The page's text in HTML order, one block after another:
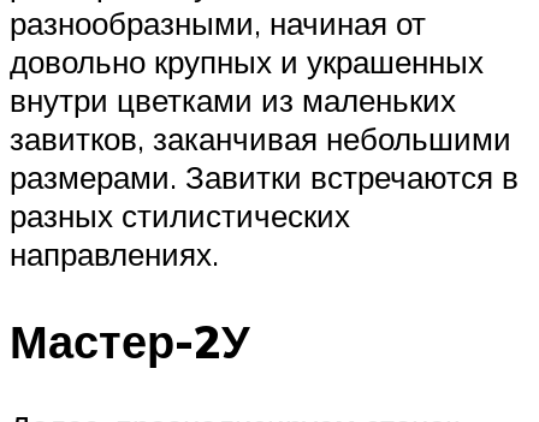
разнообразными, начиная от
довольно крупных и украшенных
внутри цветками из маленьких
завитков, заканчивая небольшими
размерами. Завитки встречаются в
разных стилистических
направлениях.
Мастер-2У